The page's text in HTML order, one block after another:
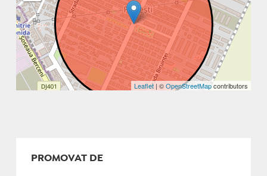
Leaflet| ©OpenStreetMapcontributors
PROMOVAT DE